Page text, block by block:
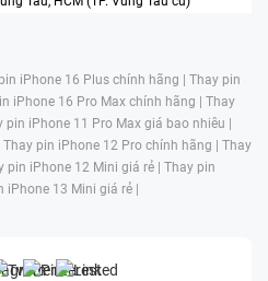
iPhone 16 Plus chính hãng | Thay pin
iPhone 16 Pro Max chính hãng | Thay
pin iPhone 11 Pro Max giá bao nhiêu |
Thay pin iPhone 12 Pro chính hãng | Thay
pin iPhone 12 Mini giá rẻ | Thay pin
iPhone 13 Mini giá rẻ |